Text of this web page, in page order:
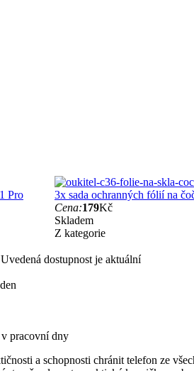
Pro
3x sada ochranných fólií na
Cena:179Kč
Skladem
Z kategorie
dostupnost je aktuální
pracovní dny
a schopnosti chránit telefon ze